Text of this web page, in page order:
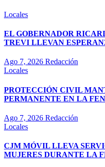
Locales
EL GOBERNADOR
TREVI LLEVAN
Ago 7, 2026 Redacción
Locales
PROTECCIÓN CIVIL
PERMANENTE EN LA
Ago 7, 2026 Redacción
Locales
CJM MÓVIL LLEVA
MUJERES DURANTE LA